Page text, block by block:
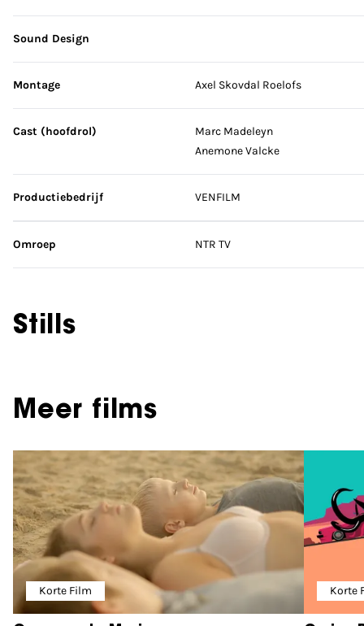
Sound Design
Montage Axel Skovdal Roelofs
Cast (hoofdrol)
Marc Madeleyn
Anemone Valcke
Productiebedrijf VENFILM
Omroep NTR TV
Stills
Meer films
Korte Film Korte